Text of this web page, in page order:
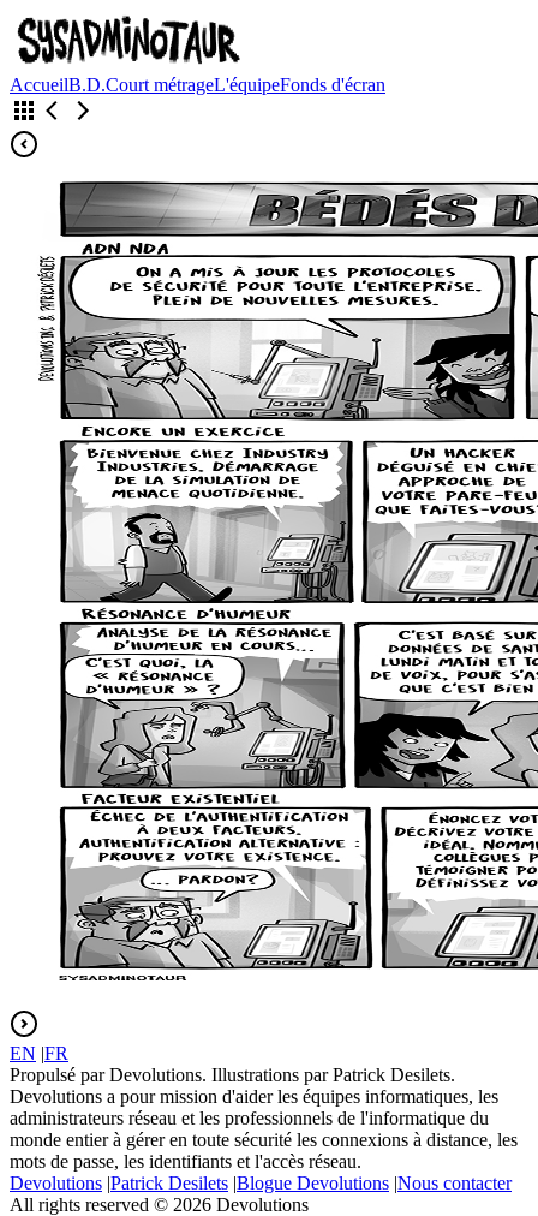
AccueilB.D.Court métrageL'équipeFonds d'écran
EN |FR
Propulsé par Devolutions. Illustrations par Patrick Desilets.
Devolutions a pour mission d'aider les équipes informatiques, les
administrateurs réseau et les professionnels de l'informatique du
monde entier à gérer en toute sécurité les connexions à distance, les
mots de passe, les identifiants et l'accès réseau.
Devolutions |Patrick Desilets |Blogue Devolutions |Nous contacter
All rights reserved © 2026 Devolutions